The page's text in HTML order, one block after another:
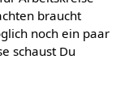
braucht
noch ein paar
schaust Du